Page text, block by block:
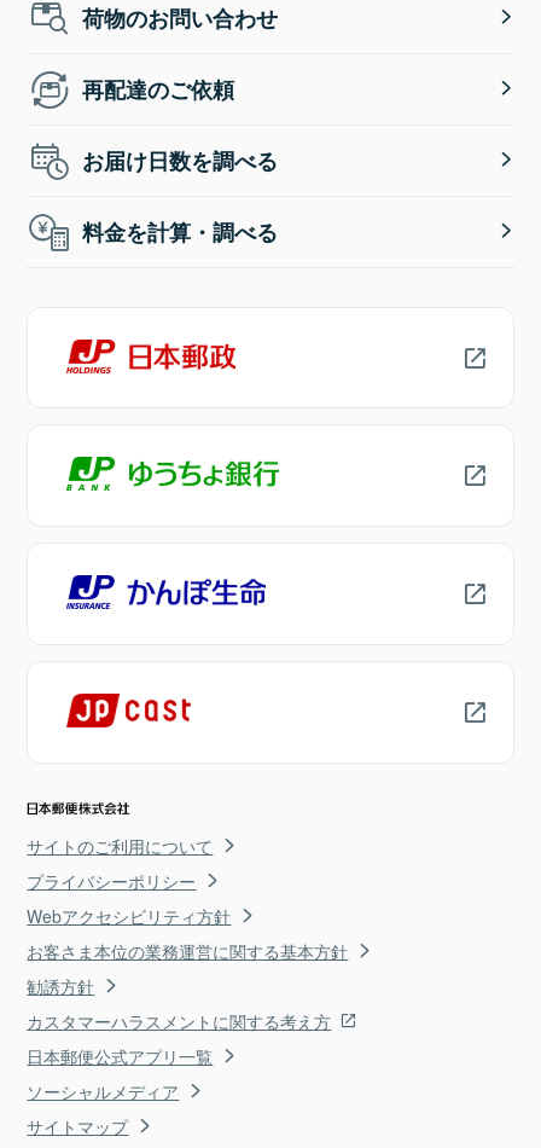
荷物のお問い合わせ
再配達のご依頼
お届け日数を調べる
料金を計算・調べる
サイトのご利用について
プライバシーポリシー
Webアクセシビリティ方針
お客さま本位の業務運営に関する基本方針
勧誘方針
カスタマーハラスメントに関する考え方
日本郵便公式アプリ一覧
ソーシャルメディア
サイトマップ